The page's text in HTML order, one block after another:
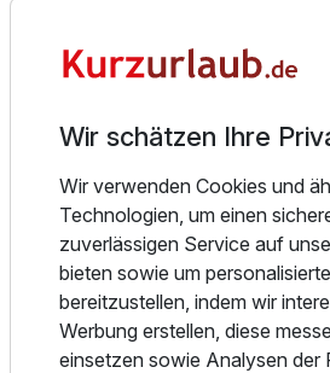
Massagen, Kosmetik und vieles mehr
Bitte beachten Sie, dass
nur auf Terminanfrage ins Haus
Partner „Wellness für die Sinne“-
unter 01520-6755806 oder per
fuer-sinne(.)de erreichen.
Bei Anwendungen, die nicht 24h
entstehen Stornierungsgebühren in
Anwendungen.
Wir schätzen Ihre
Wir verwenden Cookies und
Technologien, um einen
zuverlässigen Service auf
bieten sowie um
bereitzustellen, indem wir
Werbung erstellen, diese
einsetzen sowie Analysen der